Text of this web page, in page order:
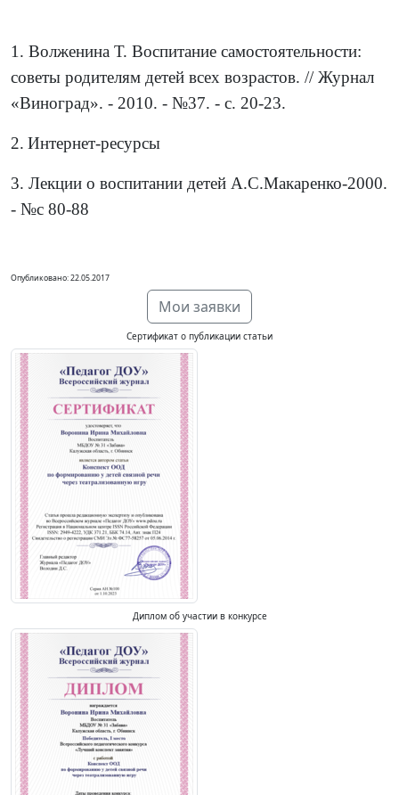
1. Волженина Т. Воспитание самостоятельности:
советы родителям детей всех возрастов. // Журнал
«Виноград». - 2010. - №37. - с. 20-23.
2. Интернет-ресурсы
3. Лекции о воспитании детей А.С.Макаренко-2000.
- №с 80-88
Опубликовано: 22.05.2017
Мои заявки
Сертификат о публикации статьи
Диплом об участии в конкурсе